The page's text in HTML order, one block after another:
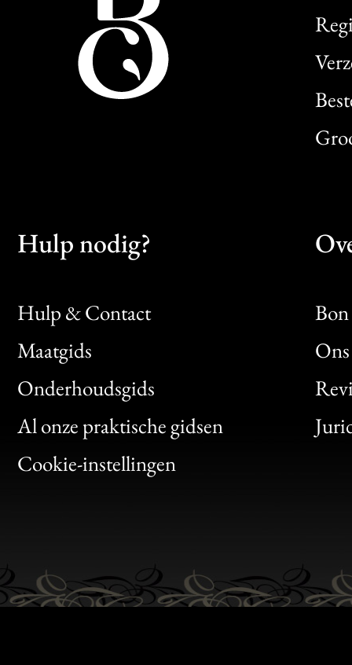
Hulp nodig?
Hulp & Contact
Maatgids
Onderhoudsgids
Al onze praktische gidsen
Cookie-instellingen
Bon
Clic